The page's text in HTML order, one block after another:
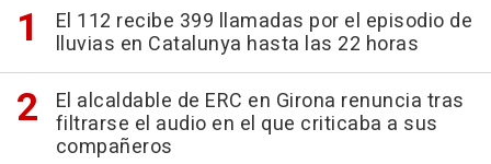
El 112 recibe 399 llamadas por el episodio de
lluvias en Catalunya hasta las 22 horas
El alcaldable de ERC en Girona renuncia tras
filtrarse el audio en el que criticaba a sus
compañeros